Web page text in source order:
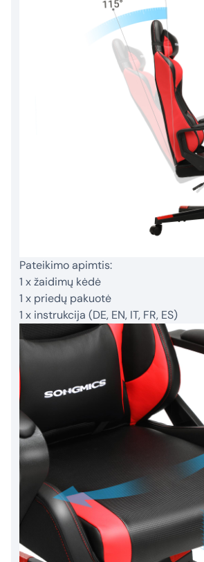
Pateikimo apimtis:
1 x žaidimų kėdė
1 x priedų pakuotė
1 x instrukcija (DE, EN, IT, FR, ES)